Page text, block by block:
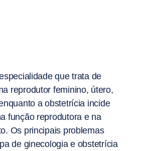
que trata de
reprodutor feminino, útero,
a obstetrícia incide
função reprodutora e na
Os principais problemas
de ginecologia e obstetrícia